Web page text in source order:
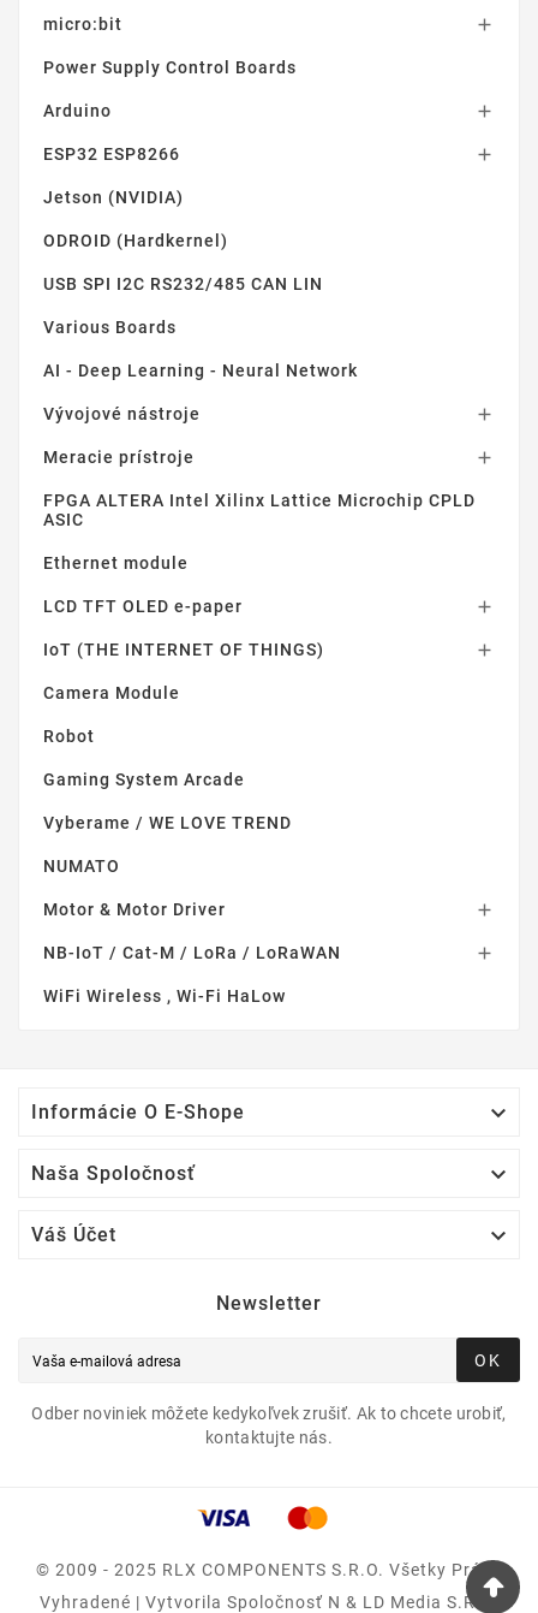
micro:bit 
Power Supply Control Boards
Arduino 
ESP32 ESP8266 
Jetson (NVIDIA)
ODROID (Hardkernel)
USB SPI I2C RS232/485 CAN LIN
Various Boards
AI - Deep Learning - Neural Network
Vývojové nástroje 
Meracie prístroje 
FPGA ALTERA Intel Xilinx Lattice Microchip CPLD
ASIC
Ethernet module
LCD TFT OLED e-paper 
IoT (THE INTERNET OF THINGS) 
Camera Module
Robot
Gaming System Arcade
Vyberame / WE LOVE TREND
NUMATO
Motor & Motor Driver 
NB-IoT / Cat-M / LoRa / LoRaWAN 
WiFi Wireless , Wi-Fi HaLow
Informácie O E-Shope 
Naša Spoločnosť 
Váš Účet 
Newsletter
OK
Odber noviniek môžete kedykoľvek zrušiť. Ak to chcete urobiť,
kontaktujte nás.
© 2009 - 2025 RLX COMPONENTS S.r.o. Všetky Práva
Vyhradené | Vytvorila Spoločnosť N & LD Media S.R.O.